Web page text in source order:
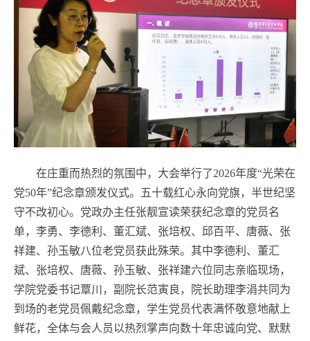
在庄重而热烈的氛围中，大会举行了2026年度“光荣在
党50年”纪念章颁发仪式。五十载红心永向党旗，半世纪坚
守不改初心。党政办主任张靓宣读荣获纪念章的党员名
单，李勇、李德利、董汇斌、张培权、邱百平、唐薇、张
祥建、孙玉敏八位老党员获此殊荣。其中李德利、董汇
斌、张培权、唐薇、孙玉敏、张祥建六位同志亲临现场，
学院党委书记覃川，副院长范寅良，院长助理李涓共同为
到场的老党员佩戴纪念章，学生党员代表满怀敬意地献上
鲜花，全体与会人员以热烈掌声向数十年忠诚向党、默默